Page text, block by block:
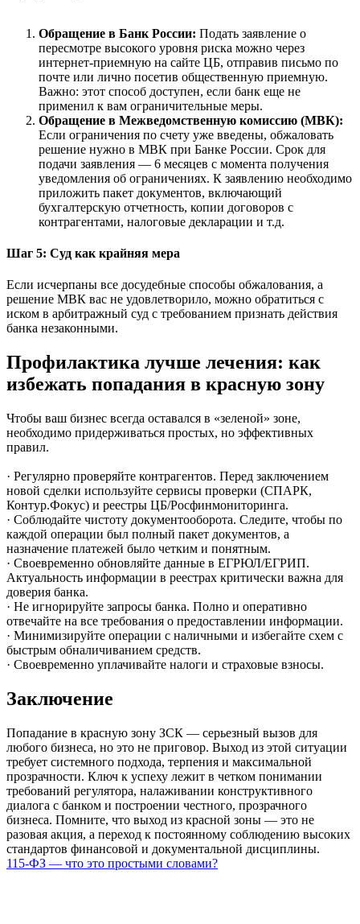
Обращение в Банк России: Подать заявление о
пересмотре высокого уровня риска можно через
интернет-приемную на сайте ЦБ, отправив письмо по
почте или лично посетив общественную приемную.
Важно: этот способ доступен, если банк еще не
применил к вам ограничительные меры.
Обращение в Межведомственную комиссию (МВК):
Если ограничения по счету уже введены, обжаловать
решение нужно в МВК при Банке России. Срок для
подачи заявления — 6 месяцев с момента получения
уведомления об ограничениях. К заявлению необходимо
приложить пакет документов, включающий
бухгалтерскую отчетность, копии договоров с
контрагентами, налоговые декларации и т.д.
Шаг 5: Суд как крайняя мера
Если исчерпаны все досудебные способы обжалования, а
решение МВК вас не удовлетворило, можно обратиться с
иском в арбитражный суд с требованием признать действия
банка незаконными.
Профилактика лучше лечения: как
избежать попадания в красную зону
Чтобы ваш бизнес всегда оставался в «зеленой» зоне,
необходимо придерживаться простых, но эффективных
правил.
· Регулярно проверяйте контрагентов. Перед заключением
новой сделки используйте сервисы проверки (СПАРК,
Контур.Фокус) и реестры ЦБ/Росфинмониторинга.
· Соблюдайте чистоту документооборота. Следите, чтобы по
каждой операции был полный пакет документов, а
назначение платежей было четким и понятным.
· Своевременно обновляйте данные в ЕГРЮЛ/ЕГРИП.
Актуальность информации в реестрах критически важна для
доверия банка.
· Не игнорируйте запросы банка. Полно и оперативно
отвечайте на все требования о предоставлении информации.
· Минимизируйте операции с наличными и избегайте схем с
быстрым обналичиванием средств.
· Своевременно уплачивайте налоги и страховые взносы.
Заключение
Попадание в красную зону ЗСК — серьезный вызов для
любого бизнеса, но это не приговор. Выход из этой ситуации
требует системного подхода, терпения и максимальной
прозрачности. Ключ к успеху лежит в четком понимании
требований регулятора, налаживании конструктивного
диалога с банком и построении честного, прозрачного
бизнеса. Помните, что выход из красной зоны — это не
разовая акция, а переход к постоянному соблюдению высоких
стандартов финансовой и документальной дисциплины.
115-ФЗ — что это простыми словами?